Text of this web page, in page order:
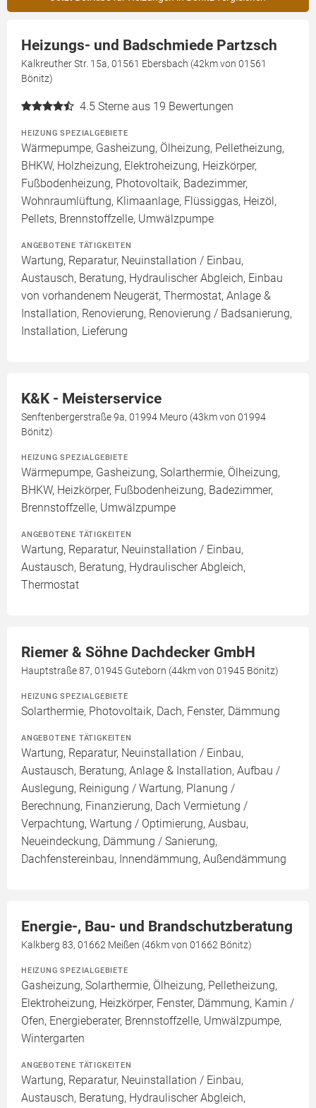
Heizungs- und Badschmiede Partzsch
Kalkreuther Str. 15a, 01561 Ebersbach (42km von 01561
Bönitz)
4.5 Sterne aus 19 Bewertungen
HEIZUNG SPEZIALGEBIETE
Wärmepumpe, Gasheizung, Ölheizung, Pelletheizung,
BHKW, Holzheizung, Elektroheizung, Heizkörper,
Fußbodenheizung, Photovoltaik, Badezimmer,
Wohnraumlüftung, Klimaanlage, Flüssiggas, Heizöl,
Pellets, Brennstoffzelle, Umwälzpumpe
ANGEBOTENE TÄTIGKEITEN
Wartung, Reparatur, Neuinstallation / Einbau,
Austausch, Beratung, Hydraulischer Abgleich, Einbau
von vorhandenem Neugerät, Thermostat, Anlage &
Installation, Renovierung, Renovierung / Badsanierung,
Installation, Lieferung
K&K - Meisterservice
Senftenbergerstraße 9a, 01994 Meuro (43km von 01994
Bönitz)
HEIZUNG SPEZIALGEBIETE
Wärmepumpe, Gasheizung, Solarthermie, Ölheizung,
BHKW, Heizkörper, Fußbodenheizung, Badezimmer,
Brennstoffzelle, Umwälzpumpe
ANGEBOTENE TÄTIGKEITEN
Wartung, Reparatur, Neuinstallation / Einbau,
Austausch, Beratung, Hydraulischer Abgleich,
Thermostat
Riemer & Söhne Dachdecker GmbH
Hauptstraße 87, 01945 Guteborn (44km von 01945 Bönitz)
HEIZUNG SPEZIALGEBIETE
Solarthermie, Photovoltaik, Dach, Fenster, Dämmung
ANGEBOTENE TÄTIGKEITEN
Wartung, Reparatur, Neuinstallation / Einbau,
Austausch, Beratung, Anlage & Installation, Aufbau /
Auslegung, Reinigung / Wartung, Planung /
Berechnung, Finanzierung, Dach Vermietung /
Verpachtung, Wartung / Optimierung, Ausbau,
Neueindeckung, Dämmung / Sanierung,
Dachfenstereinbau, Innendämmung, Außendämmung
Energie-, Bau- und Brandschutzberatung
Kalkberg 83, 01662 Meißen (46km von 01662 Bönitz)
HEIZUNG SPEZIALGEBIETE
Gasheizung, Solarthermie, Ölheizung, Pelletheizung,
Elektroheizung, Heizkörper, Fenster, Dämmung, Kamin /
Ofen, Energieberater, Brennstoffzelle, Umwälzpumpe,
Wintergarten
ANGEBOTENE TÄTIGKEITEN
Wartung, Reparatur, Neuinstallation / Einbau,
Austausch, Beratung, Hydraulischer Abgleich,